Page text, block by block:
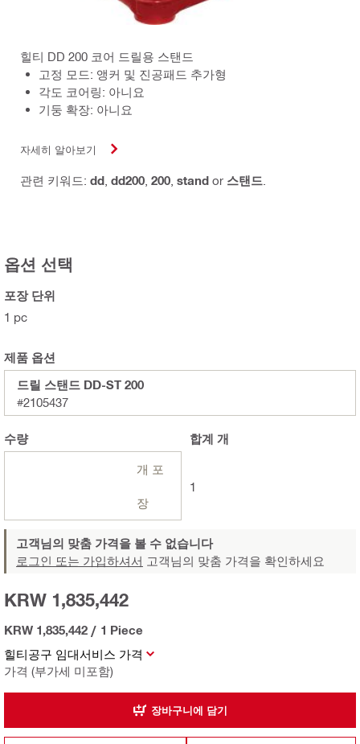
힐티 DD 200 코어 드릴용 스탠드
고정 모드: 앵커 및 진공패드 추가형
각도 코어링: 아니요
기둥 확장: 아니요
자세히 알아보기
관련 키워드: dd dd200 200 stand or 스탠드
옵션 선택
포장 단위
1 pc
제품 옵션
드릴 스탠드 DD-ST 200
#2105437
수량
개 포
장
합계 개
1
고객님의 맞춤 가격을 볼 수 없습니다
로그인 또는 가입하셔서 고객님의 맞춤 가격을 확인하세요
힐티공구 임대서비스 가격
가격 (부가세 미포함)
KRW 1,835,442
KRW 1,835,442 / 1 Piece
장바구니에 담기